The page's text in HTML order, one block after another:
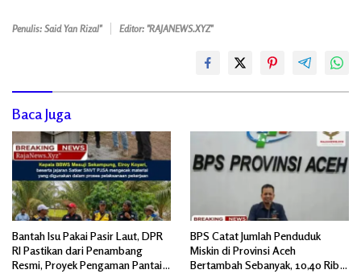
Penulis: Said Yan Rizal" Editor: "RAJANEWS.XYZ"
Baca Juga
Bantah Isu Pakai Pasir Laut, DPR
RI Pastikan dari Penambang
Resmi, Proyek Pengaman Pantai
BPS Catat Jumlah Penduduk
Miskin di Provinsi Aceh
Bertambah Sebanyak, 10,40 Ribu